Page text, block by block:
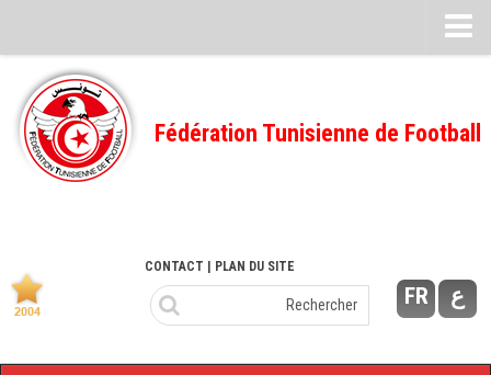
Feuille de match
FMI – 2022/2023
Ligue I – 2022/2023
Ligue I – 2020/2021
Ligue I – 2019/2020
Fédération Tunisienne de Football
FR ع
CONTACT | PLAN DU SITE